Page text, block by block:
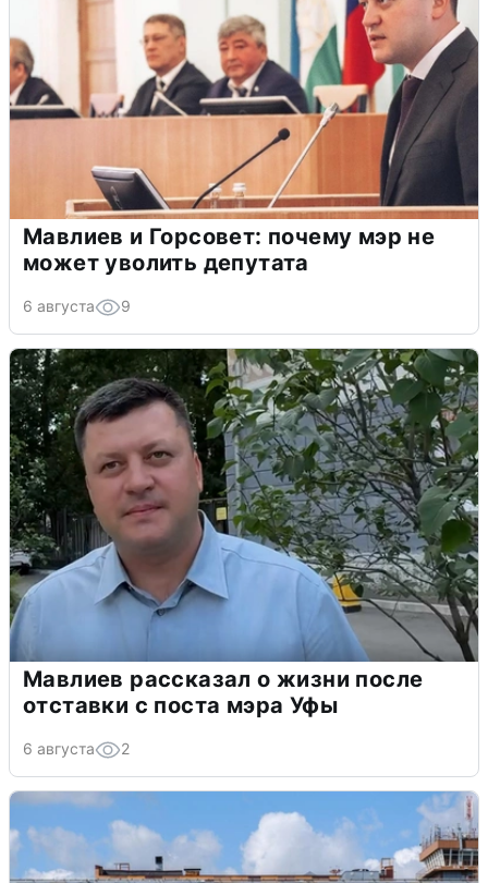
Мавлиев и Горсовет: почему мэр не
может уволить депутата
6 августа 9
Мавлиев рассказал о жизни после
отставки с поста мэра Уфы
6 августа 2